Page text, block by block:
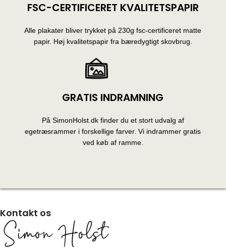
FSC-CERTIFICERET KVALITETSPAPIR
Alle plakater bliver trykket på 230g fsc-certificeret matte
papir. Høj kvalitetspapir fra bæredygtigt skovbrug.
GRATIS INDRAMNING
På SimonHolst.dk finder du et stort udvalg af
egetræsrammer i forskellige farver. Vi indrammer gratis
ved køb af ramme.
Kontakt os